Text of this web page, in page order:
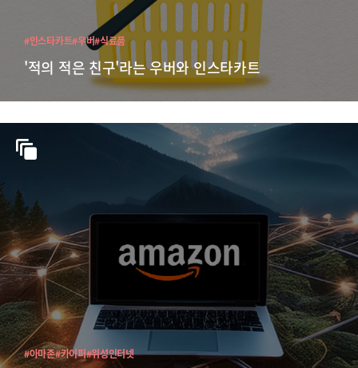
'적의 적은 친구'라는 우버와 인스타카트
#인스타카트#우버#식료품
#아마존#카이퍼#위성인터넷